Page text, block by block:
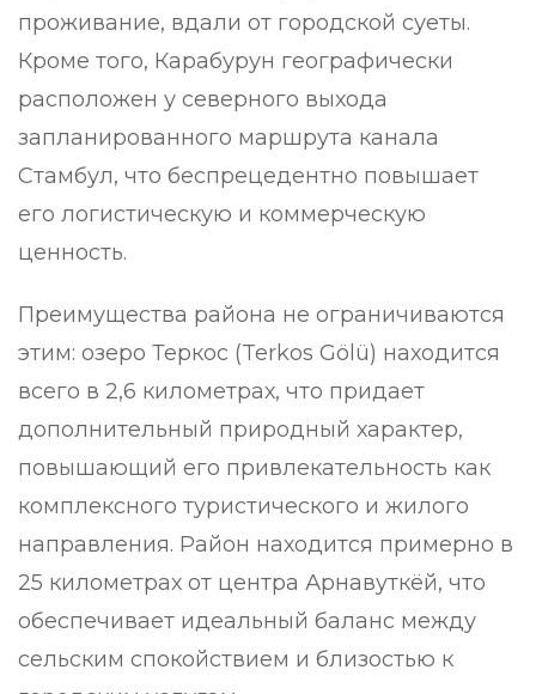
проживание, вдали от городской суеты.
Кроме того, Карабурун географически
расположен у северного выхода
запланированного маршрута канала
Стамбул, что беспрецедентно повышает
его логистическую и коммерческую
ценность.
Преимущества района не ограничиваются
этим: озеро Теркос (Terkos Gölü) находится
всего в 2,6 километрах, что придает
дополнительный природный характер,
повышающий его привлекательность как
комплексного туристического и жилого
направления. Район находится примерно в
25 километрах от центра Арнавуткёй, что
обеспечивает идеальный баланс между
сельским спокойствием и близостью к